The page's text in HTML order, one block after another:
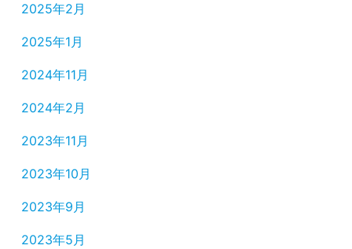
2025年2月
2025年1月
2024年11月
2024年2月
2023年11月
2023年10月
2023年9月
2023年5月